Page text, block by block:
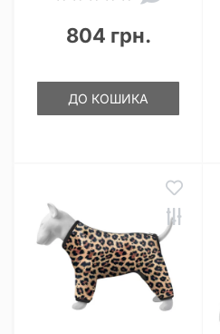
804 грн.
ДО КОШИКА